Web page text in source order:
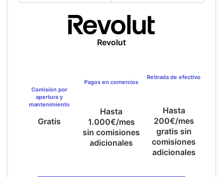
Revolut
Comisión por
apertura y
mantenimiento
Gratis
Pagos en comercios
Hasta
1.000€/mes
sin comisiones
adicionales
Retirada de efectivo
Hasta
200€/mes
gratis sin
comisiones
adicionales